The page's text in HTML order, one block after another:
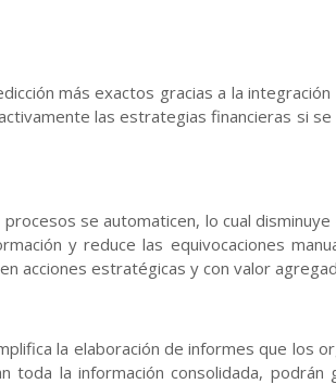
más exactos gracias a la
las estrategias financieras si se
se automaticen, lo cual
y reduce las equivocaciones
acciones estratégicas y con valor
la elaboración de informes que los
toda la información consolidada, podrán